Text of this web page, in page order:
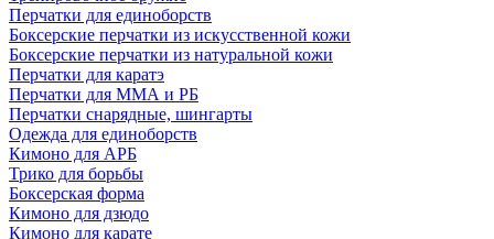
Перчатки для единоборств
Боксерские перчатки из искусственной кожи
Боксерские перчатки из натуральной кожи
Перчатки для каратэ
Перчатки для ММА и РБ
Перчатки снарядные, шингарты
Одежда для единоборств
Кимоно для АРБ
Трико для борьбы
Боксерская форма
Кимоно для дзюдо
Кимоно для карате